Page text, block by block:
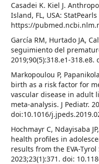
Casadei K. Kiel J.
Island, FL, USA:
https://
García RM, Hurtado JA,
seguimiento del
2019;90(5):318.e1-
Markopoulou P,
birth as a risk factor for
vascular disease in adult
meta-analysis. J Pediatr.
doi:10.1016/
Hochmayr C, Ndayisaba
health profiles in
results from the EVA-
2023;23(1):371. doi: